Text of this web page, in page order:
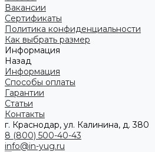
Вакансии
Сертификаты
Политика конфиденциальности
Как выбрать размер
Информация
Назад
Информация
Способы оплаты
Гарантии
Статьи
Контакты
г. Краснодар, ул. Калинина, д. 380
8 (800) 500-40-43
info@in-yug.ru